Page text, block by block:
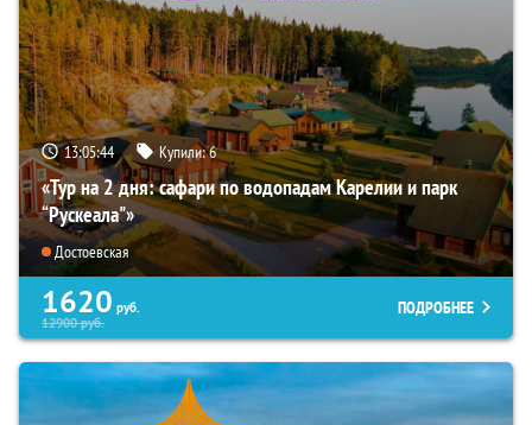
13:05:43 Купили:6
«Тур на 2 дня: сафари по водопадам Карелии и парк
“Рускеала"»
Достоевская
1620 руб.
12900руб.
ПОДРОБНЕЕ